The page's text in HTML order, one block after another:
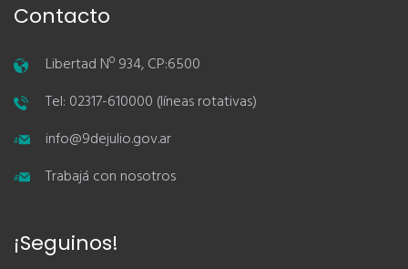
Contacto
Libertad Nº 934, CP:6500
Tel: 02317-610000 (líneas rotativas)
info@9dejulio.gov.ar
Trabajá con nosotros
¡Seguinos!